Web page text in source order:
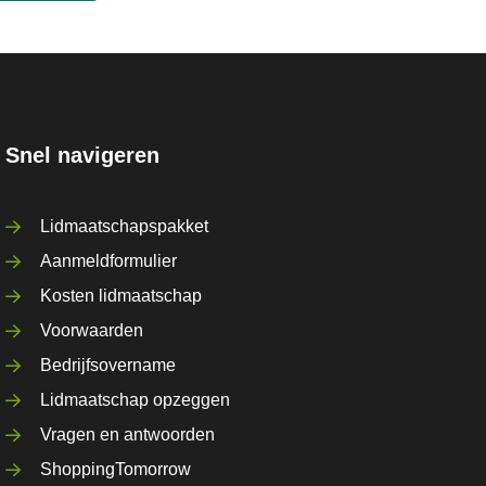
Snel navigeren
Lidmaatschapspakket
Aanmeldformulier
Kosten lidmaatschap
Voorwaarden
Bedrijfsovername
Lidmaatschap opzeggen
Vragen en antwoorden
ShoppingTomorrow